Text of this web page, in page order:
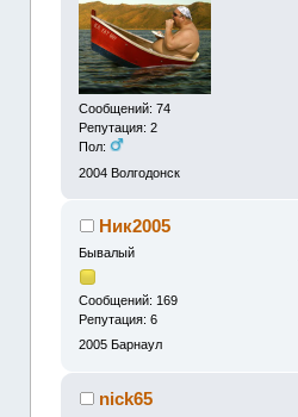
Сообщений: 74
Репутация: 2
Пол:
2004 Волгодонск
Ник2005
Бывалый
Сообщений: 169
Репутация: 6
2005 Барнаул
nick65